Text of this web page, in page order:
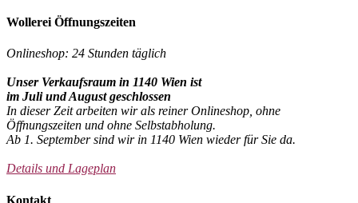
Wollerei Öffnungszeiten
Onlineshop: 24 Stunden täglich
Unser Verkaufsraum in 1140 Wien ist
im Juli und August geschlossen
In dieser Zeit arbeiten wir als reiner Onlineshop, ohne
Öffnungszeiten und ohne Selbstabholung.
Ab 1. September sind wir in 1140 Wien wieder für Sie da.
Details und Lageplan
Kontakt